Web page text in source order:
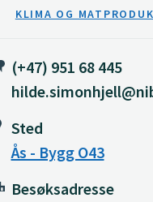
KLIMA OG
(+47) 951 68 445
Sted
Ås - Bygg O43
Besøksadresse